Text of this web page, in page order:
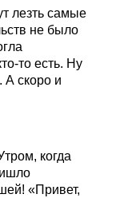
лезть самые
не было
то есть. Ну
А скоро и
когда
«Привет,